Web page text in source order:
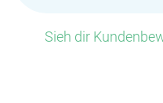
Sieh dir